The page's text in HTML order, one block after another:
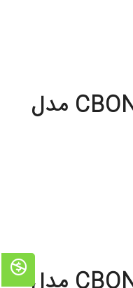
بارکد خوان سیبن CBON مدل